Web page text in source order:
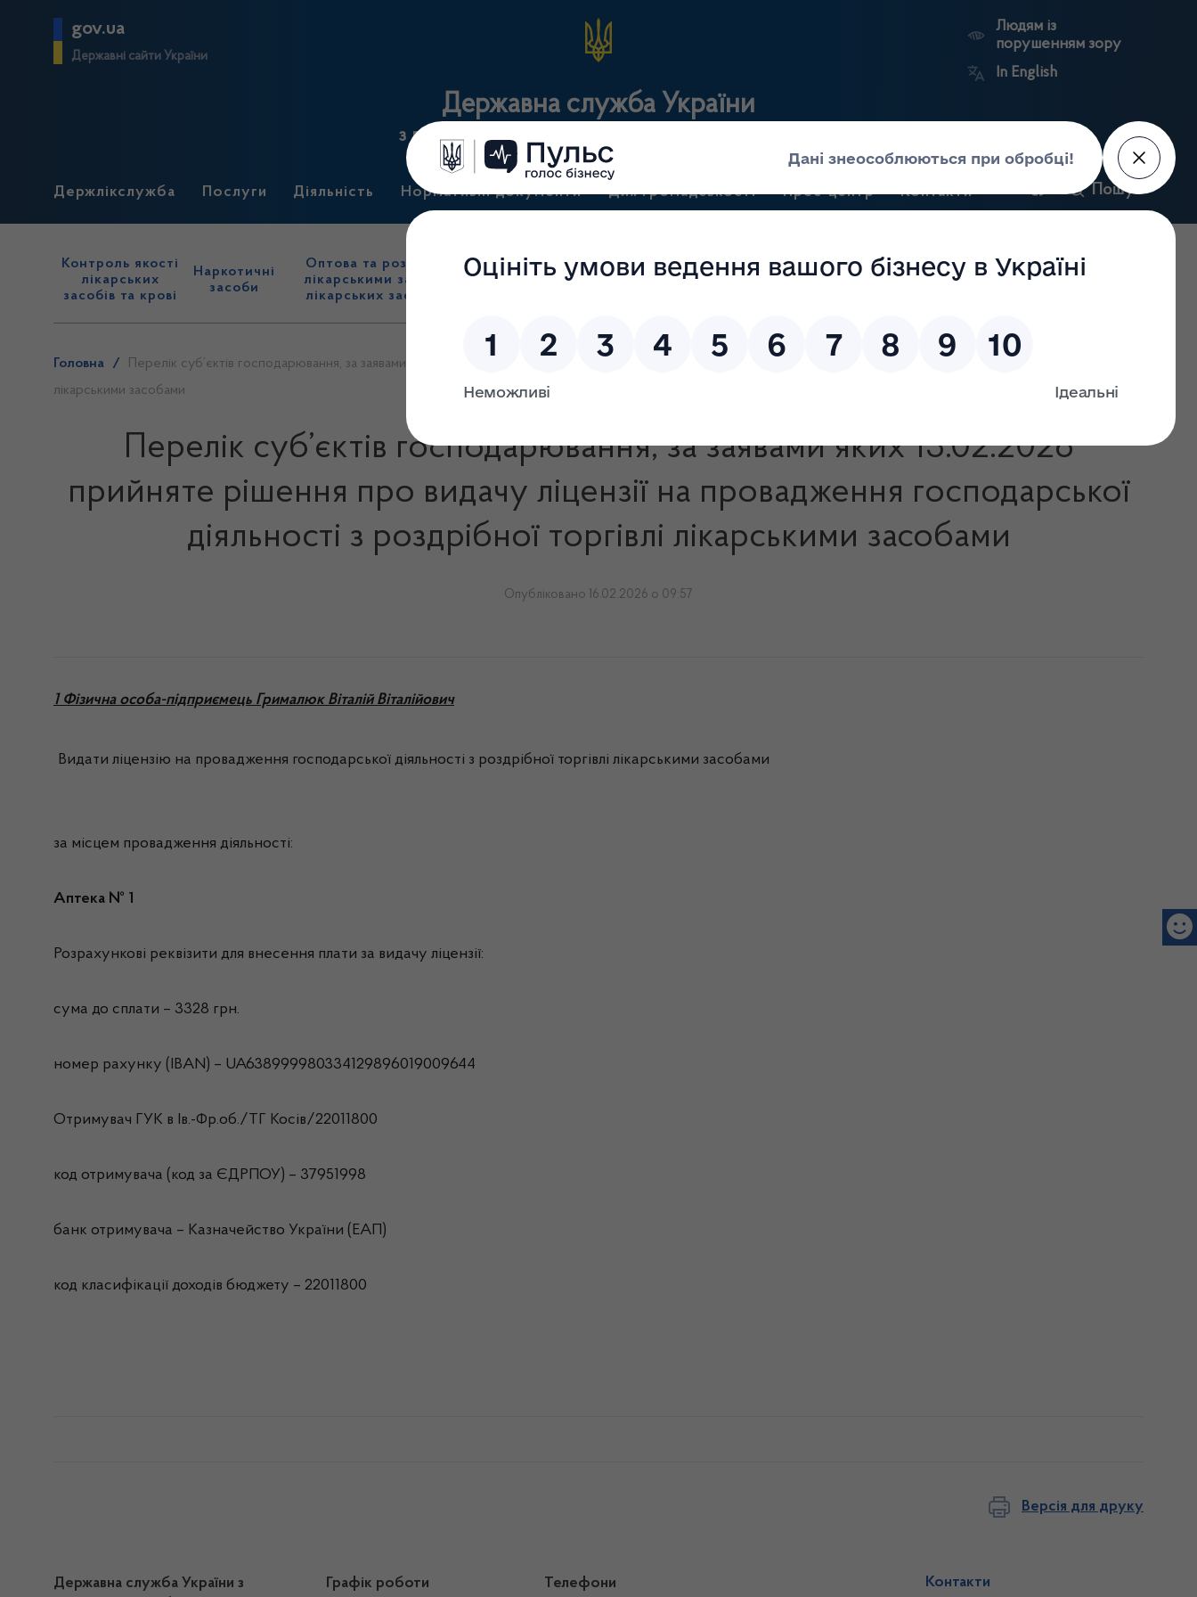
gov.ua
Державні сайти України
Державна служба України
з лікарських засобів та контролю за наркотиками
Людям із
порушенням зору
In English
Держлікслужба Послуги Діяльність Нормативні документи Для громадськості Прес-центр Контакти Пошук
Контроль якості
лікарських
засобів та крові
Наркотичні
засоби
Оптова та роздрібна торгівля
лікарськими засобами, імпорт
лікарських засобів (крім АФІ)
Державний
нагляд
виробництва лікарських
Ринковий
Державні
Антикорупційний
портал
Головна /
Перелік суб’єктів господарювання, за заявами яких 13.02.2026 прийняте рішення про видачу ліцензії на провадження господарської діяльності з роздрібної торгівлі
лікарськими засобами
Перелік суб’єктів господарювання, за заявами яких 13.02.2026
прийняте рішення про видачу ліцензії на провадження господарської
діяльності з роздрібної торгівлі лікарськими засобами
Опубліковано 16.02.2026 о 09:57
1 Фізична особа-підприємець Грималюк Віталій Віталійович
Видати ліцензію на провадження господарської діяльності з роздрібної торгівлі лікарськими засобами
за місцем провадження діяльності:
Аптека № 1
Розрахункові реквізити для внесення плати за видачу ліцензії:
сума до сплати – 3328 грн.
номер рахунку (IBAN) – UA638999980334129896019009644
Отримувач ГУК в Iв.-Фр.об./ТГ Косів/22011800
код отримувача (код за ЄДРПОУ) – 37951998
банк отримувача – Казначейство України (ЕАП)
код класифікації доходів бюджету – 22011800
Версія для друку
Державна служба України з
Графік роботи Телефони Контакти